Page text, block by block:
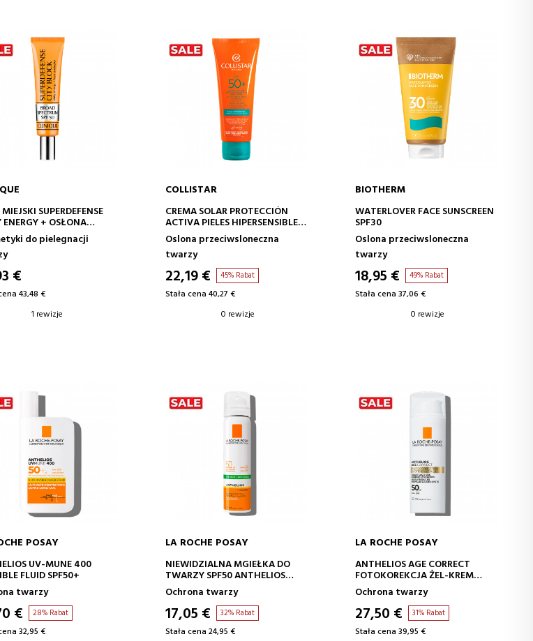
DODAJ DO KOSZYKA
SUPERDEFENSE
ENERGY + OSŁONA
SPF 50
do pielegnacji
€
43,48 €
1 rewizje
DODAJ DO KOSZYKA
COLLISTAR
CREMA SOLAR PROTECCIÓN
ACTIVA PIELES HIPERSENSIBLES
SPF50+
Oslona przeciwsloneczna
twarzy
22,19 € 45% Rabat
Stała cena 40,27 €
0 rewizje
DODAJ DO KOSZYKA
BIOTHERM
WATERLOVER FACE SUNSCREEN
SPF30
Oslona przeciwsloneczna
twarzy
18,95 € 49% Rabat
Stała cena 37,06 €
0 rewizje
DODAJ DO KOSZYKA
POSAY
UV-MUNE 400
FLUID SPF50+
twarzy
€ 28% Rabat
32,95 €
DODAJ DO KOSZYKA
LA ROCHE POSAY
NIEWIDZIALNA MGIEŁKA DO
TWARZY SPF50 ANTHELIOS
ANTI-SHINE
Ochrona twarzy
17,05 € 32% Rabat
Stała cena 24,95 €
DODAJ DO KOSZYKA
LA ROCHE POSAY
ANTHELIOS AGE CORRECT
FOTOKOREKCJA ŻEL-KREM
SPF50
Ochrona twarzy
27,50 € 31% Rabat
Stała cena 39,95 €